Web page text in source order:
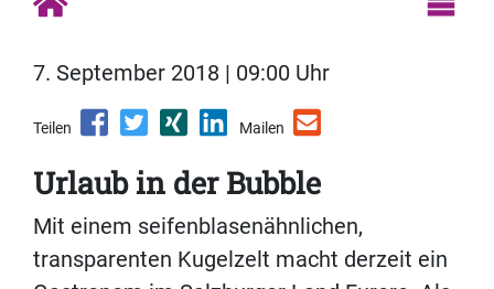
7. September 2018 | 09:00 Uhr
Teilen Mailen
Urlaub in der Bubble
Mit einem seifenblasenähnlichen,
transparenten Kugelzelt macht derzeit ein